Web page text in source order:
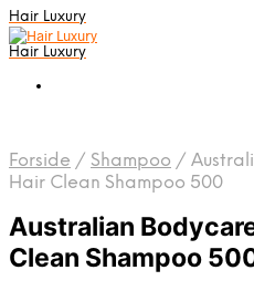
Hair Luxury
Hair Luxury
Forside / Shampoo /
Hair Clean Shampoo 500
Australian
Clean Shampoo